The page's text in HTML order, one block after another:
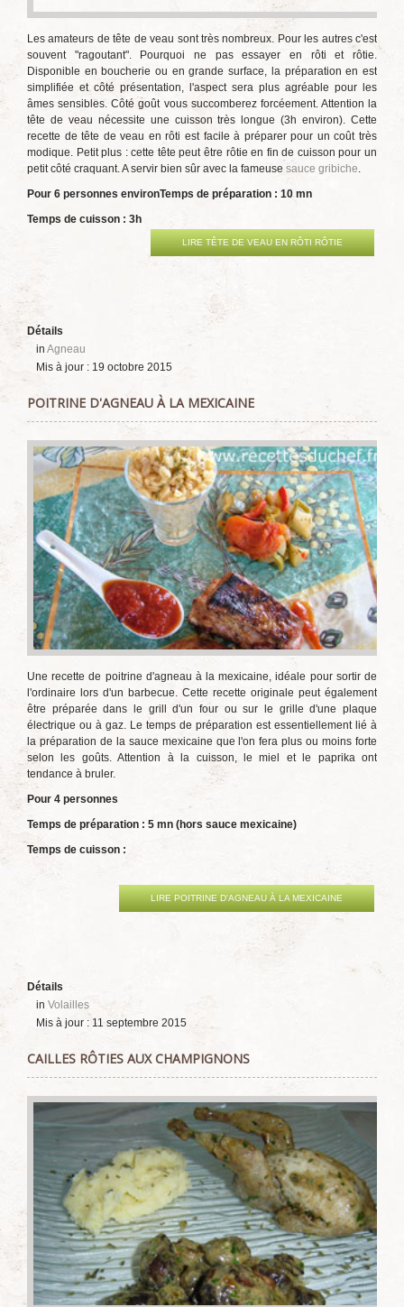
Les amateurs de tête de veau sont très nombreux. Pour les autres c'est
souvent "ragoutant". Pourquoi ne pas essayer en rôti et rôtie.
Disponible en boucherie ou en grande surface, la préparation en est
simplifiée et côté présentation, l'aspect sera plus agréable pour les
âmes sensibles. Côté goût vous succomberez forcéement. Attention la
tête de veau nécessite une cuisson très longue (3h environ). Cette
recette de tête de veau en rôti est facile à préparer pour un coût très
modique. Petit plus : cette tête peut être rôtie en fin de cuisson pour un
petit côté craquant. A servir bien sûr avec la fameuse sauce gribiche.
Pour 6 personnes environTemps de préparation : 10 mn
Temps de cuisson : 3h
LIRE TÊTE DE VEAU EN RÔTI RÔTIE
Détails
in Agneau
Mis à jour : 19 octobre 2015
POITRINE D'AGNEAU À LA MEXICAINE
Une recette de poitrine d'agneau à la mexicaine, idéale pour sortir de
l'ordinaire lors d'un barbecue. Cette recette originale peut également
être préparée dans le grill d'un four ou sur le grille d'une plaque
électrique ou à gaz. Le temps de préparation est essentiellement lié à
la préparation de la sauce mexicaine que l'on fera plus ou moins forte
selon les goûts. Attention à la cuisson, le miel et le paprika ont
tendance à bruler.
Pour 4 personnes
Temps de préparation : 5 mn (hors sauce mexicaine)
Temps de cuisson :
LIRE POITRINE D'AGNEAU À LA MEXICAINE
Détails
in Volailles
Mis à jour : 11 septembre 2015
CAILLES RÔTIES AUX CHAMPIGNONS